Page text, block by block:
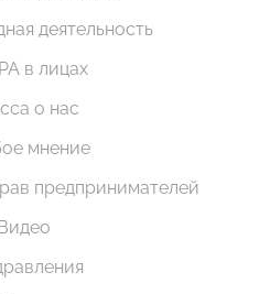
деятельность
в лицах
о нас
мнение
предпринимателей
Видео